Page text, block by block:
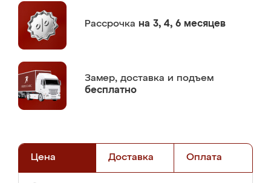
Рассрочка на 3, 4, 6 месяцев
Замер, доставка и подъем
бесплатно
Цена Доставка Оплата